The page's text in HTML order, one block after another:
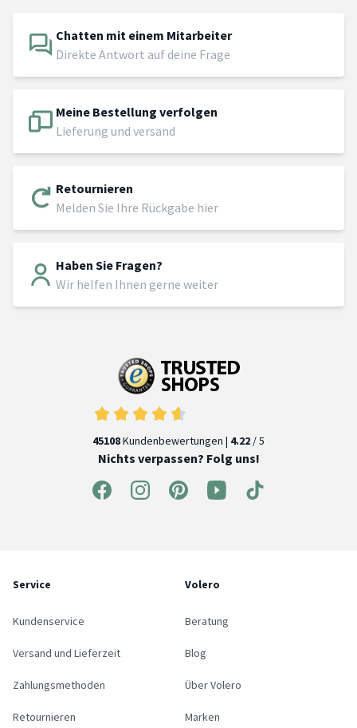
Chatten mit einem Mitarbeiter
Direkte Antwort auf deine Frage
Meine Bestellung verfolgen
Lieferung und versand
Retournieren
Melden Sie Ihre Rückgabe hier
Haben Sie Fragen?
Wir helfen Ihnen gerne weiter
45108Kundenbewertungen | 4.22 / 5
Nichts verpassen? Folg uns!
Service
Kundenservice
Versand und Lieferzeit
Zahlungsmethoden
Retournieren
Volero
Beratung
Blog
Über Volero
Marken